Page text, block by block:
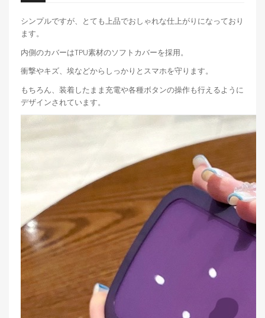
シンプルですが、とても上品でおしゃれな仕上がりになっており
ます。
内側のカバーはTPU素材のソフトカバーを採用。
衝撃やキズ、埃などからしっかりとスマホを守ります。
もちろん、装着したまま充電や各種ボタンの操作も行えるように
デザインされています。